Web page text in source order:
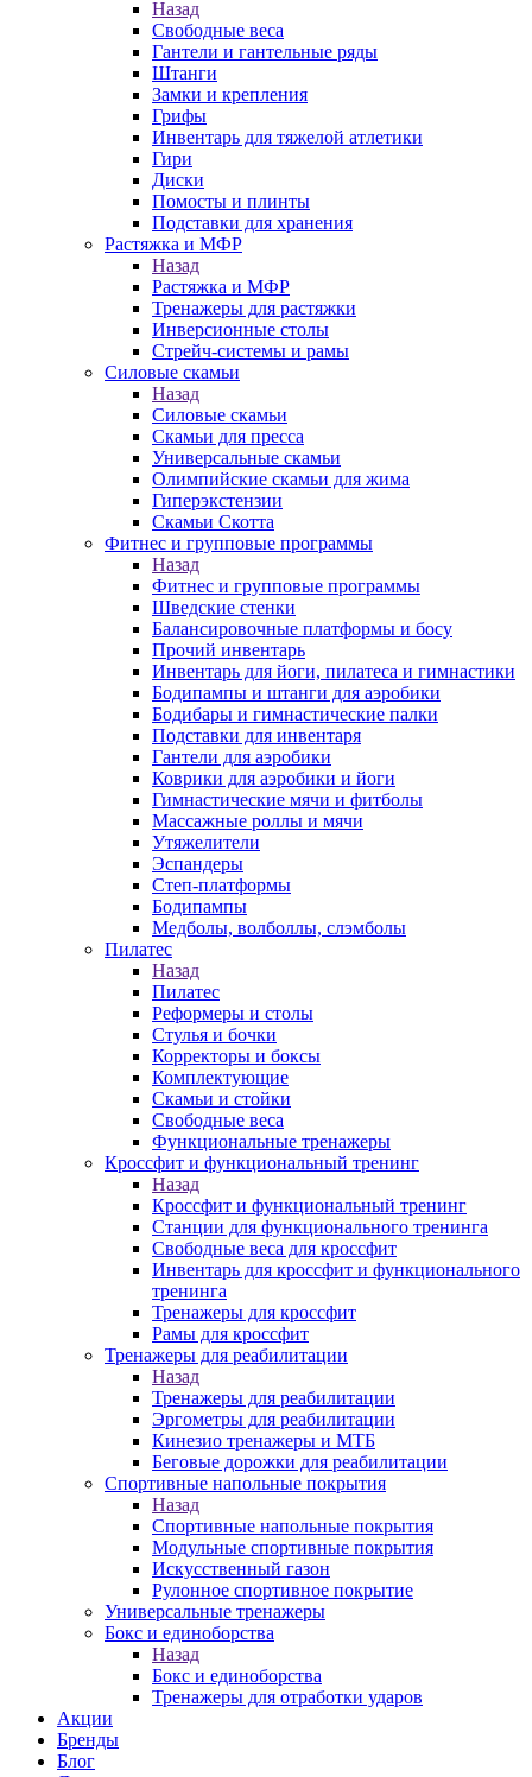
Назад
Свободные веса
Гантели и гантельные ряды
Штанги
Замки и крепления
Грифы
Инвентарь для тяжелой атлетики
Гири
Диски
Помосты и плинты
Подставки для хранения
Растяжка и МФР
Назад
Растяжка и МФР
Тренажеры для растяжки
Инверсионные столы
Стрейч-системы и рамы
Силовые скамьи
Назад
Силовые скамьи
Скамьи для пресса
Универсальные скамьи
Олимпийские скамьи для жима
Гиперэкстензии
Скамьи Скотта
Фитнес и групповые программы
Назад
Фитнес и групповые программы
Шведские стенки
Балансировочные платформы и босу
Прочий инвентарь
Инвентарь для йоги, пилатеса и гимнастики
Бодипампы и штанги для аэробики
Бодибары и гимнастические палки
Подставки для инвентаря
Гантели для аэробики
Коврики для аэробики и йоги
Гимнастические мячи и фитболы
Массажные роллы и мячи
Утяжелители
Эспандеры
Степ-платформы
Бодипампы
Медболы, волболлы, слэмболы
Пилатес
Назад
Пилатес
Реформеры и столы
Стулья и бочки
Корректоры и боксы
Комплектующие
Скамьи и стойки
Свободные веса
Функциональные тренажеры
Кроссфит и функциональный тренинг
Назад
Кроссфит и функциональный тренинг
Станции для функционального тренинга
Свободные веса для кроссфит
Инвентарь для кроссфит и функционального
тренинга
Тренажеры для кроссфит
Рамы для кроссфит
Тренажеры для реабилитации
Назад
Тренажеры для реабилитации
Эргометры для реабилитации
Кинезио тренажеры и МТБ
Беговые дорожки для реабилитации
Спортивные напольные покрытия
Назад
Спортивные напольные покрытия
Модульные спортивные покрытия
Искусственный газон
Рулонное спортивное покрытие
Универсальные тренажеры
Бокс и единоборства
Назад
Бокс и единоборства
Тренажеры для отработки ударов
Акции
Бренды
Блог